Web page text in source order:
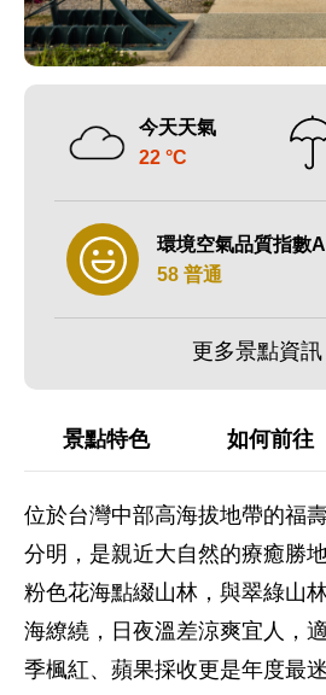
今天天氣
22 °C
環境空氣品質指數
58 普通
更多景點資訊
景點特色 如何前往
位於台灣中部高海拔地帶的福
分明，是親近大自然的療癒勝
粉色花海點綴山林，與翠綠山
海繚繞，日夜溫差涼爽宜人，
季楓紅、蘋果採收更是年度最